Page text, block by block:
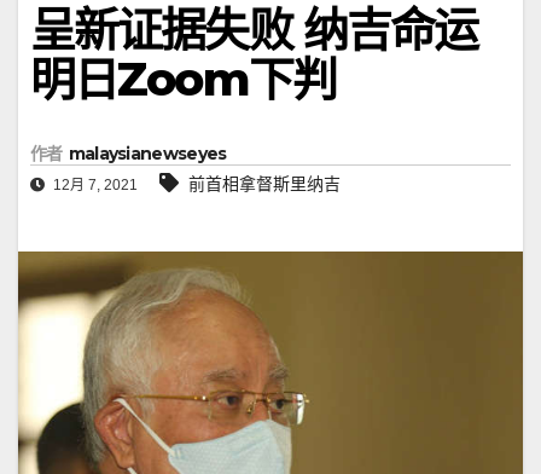
呈新证据失败 纳吉命运
明日Zoom下判
作者 malaysianewseyes
12月 7, 2021 前首相拿督斯里纳吉